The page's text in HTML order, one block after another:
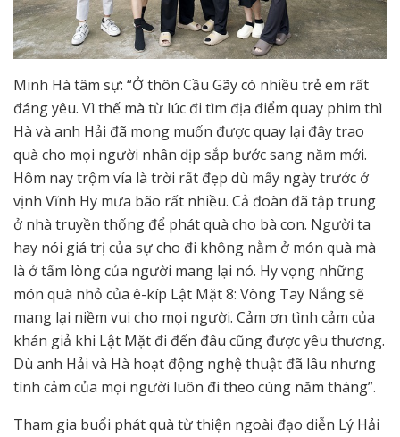
Minh Hà tâm sự: “Ở thôn Cầu Gãy có nhiều trẻ em rất
đáng yêu. Vì thế mà từ lúc đi tìm địa điểm quay phim thì
Hà và anh Hải đã mong muốn được quay lại đây trao
quà cho mọi người nhân dịp sắp bước sang năm mới.
Hôm nay trộm vía là trời rất đẹp dù mấy ngày trước ở
vịnh Vĩnh Hy mưa bão rất nhiều. Cả đoàn đã tập trung
ở nhà truyền thống để phát quà cho bà con. Người ta
hay nói giá trị của sự cho đi không nằm ở món quà mà
là ở tấm lòng của người mang lại nó. Hy vọng những
món quà nhỏ của ê-kíp Lật Mặt 8: Vòng Tay Nắng sẽ
mang lại niềm vui cho mọi người. Cảm ơn tình cảm của
khán giả khi Lật Mặt đi đến đâu cũng được yêu thương.
Dù anh Hải và Hà hoạt động nghệ thuật đã lâu nhưng
tình cảm của mọi người luôn đi theo cùng năm tháng”.
Tham gia buổi phát quà từ thiện ngoài đạo diễn Lý Hải